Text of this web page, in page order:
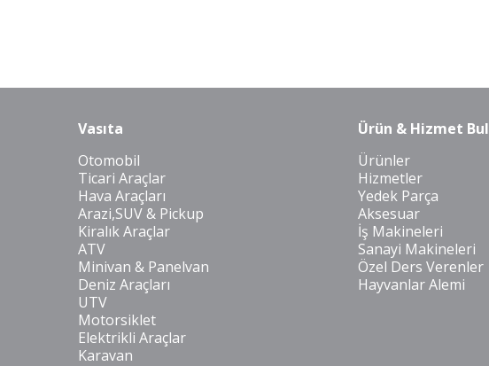
Vasıta
Otomobil
Ticari Araçlar
Hava Araçları
Arazi,SUV & Pickup
Kiralık Araçlar
ATV
Minivan & Panelvan
Deniz Araçları
UTV
Motorsiklet
Elektrikli Araçlar
Karavan
Ürün & Hizmet Bul
Ürünler
Hizmetler
Yedek Parça
Aksesuar
İş Makineleri
Sanayi Makineleri
Özel Ders Verenler
Hayvanlar Alemi